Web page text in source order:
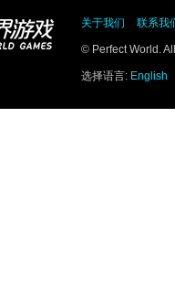
关于我们 联系我
© Perfect World.
选择语言: English